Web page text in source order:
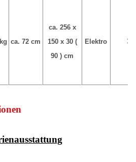
ca. 72 cm
ca. 256 x
150 x 30 (
90 ) cm
Elektro 10